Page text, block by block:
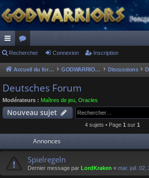
ac
co
ur
ci
or
u
s
Rechercher Connexion Inscription
Accueil du forum GODWARRIORS - LE JEU Discussions
Deutsches Forum
Modérateurs : Maîtres de jeu Oracles
Nouveau sujet
4 sujets • Page 1 sur 1
Annonces
Spielregeln
Dernier message par LordKraken « mar. juil. 02,